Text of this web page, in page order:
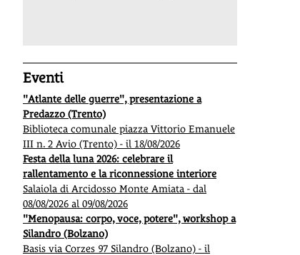
Eventi
"Atlante delle guerre", presentazione a
Predazzo (Trento)
Biblioteca comunale piazza Vittorio Emanuele
III n. 2 Avio (Trento) - il 18/08/2026
Festa della luna 2026: celebrare il
rallentamento e la riconnessione interiore
Salaiola di Arcidosso Monte Amiata - dal
08/08/2026 al 09/08/2026
"Menopausa: corpo, voce, potere", workshop a
Silandro (Bolzano)
Basis via Corzes 97 Silandro (Bolzano) - il